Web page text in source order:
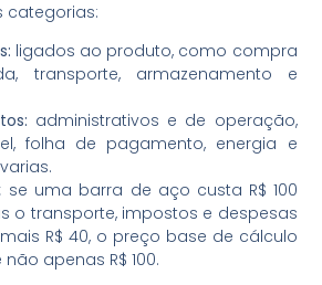
categorias:
ligados ao produto, como compra
transporte, armazenamento e
administrativos e de operação,
folha de pagamento, energia e
se uma barra de aço custa R$ 100
o transporte, impostos e despesas
R$ 40, o preço base de cálculo
não apenas R$ 100.